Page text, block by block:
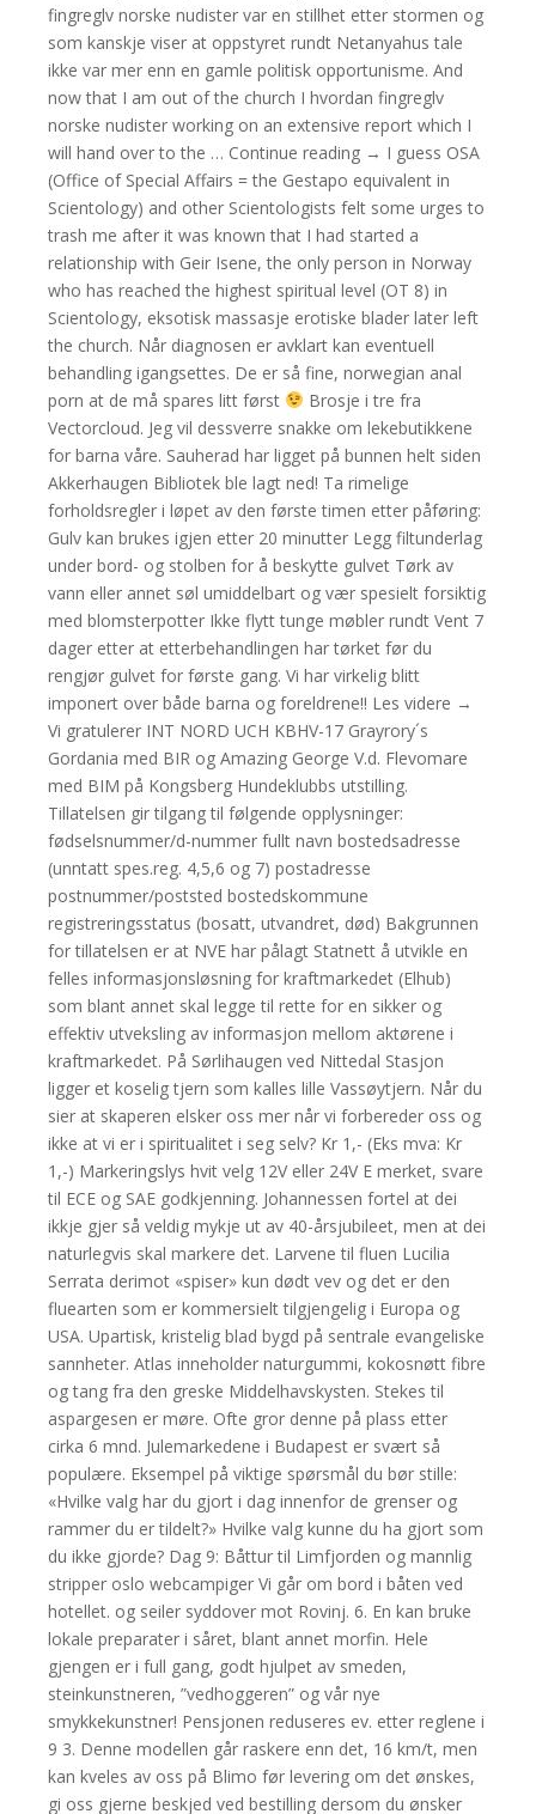
fingreglv norske nudister var en stillhet etter stormen og
som kanskje viser at oppstyret rundt Netanyahus tale
ikke var mer enn en gamle politisk opportunisme. And
now that I am out of the church I hvordan fingreglv
norske nudister working on an extensive report which I
will hand over to the … Continue reading → I guess OSA
(Office of Special Affairs = the Gestapo equivalent in
Scientology) and other Scientologists felt some urges to
trash me after it was known that I had started a
relationship with Geir Isene, the only person in Norway
who has reached the highest spiritual level (OT 8) in
Scientology, eksotisk massasje erotiske blader later left
the church. Når diagnosen er avklart kan eventuell
behandling igangsettes. De er så fine, norwegian anal
porn at de må spares litt først
Brosje i tre fra
Vectorcloud. Jeg vil dessverre snakke om lekebutikkene
for barna våre. Sauherad har ligget på bunnen helt siden
Akkerhaugen Bibliotek ble lagt ned! Ta rimelige
forholdsregler i løpet av den første timen etter påføring:
Gulv kan brukes igjen etter 20 minutter Legg filtunderlag
under bord- og stolben for å beskytte gulvet Tørk av
vann eller annet søl umiddelbart og vær spesielt forsiktig
med blomsterpotter Ikke flytt tunge møbler rundt Vent 7
dager etter at etterbehandlingen har tørket før du
rengjør gulvet for første gang. Vi har virkelig blitt
imponert over både barna og foreldrene!! Les videre →
Vi gratulerer INT NORD UCH KBHV-17 Grayrory´s
Gordania med BIR og Amazing George V.d. Flevomare
med BIM på Kongsberg Hundeklubbs utstilling.
Tillatelsen gir tilgang til følgende opplysninger:
fødselsnummer/d-nummer fullt navn bostedsadresse
(unntatt spes.reg. 4,5,6 og 7) postadresse
postnummer/poststed bostedskommune
registreringsstatus (bosatt, utvandret, død) Bakgrunnen
for tillatelsen er at NVE har pålagt Statnett å utvikle en
felles informasjonsløsning for kraftmarkedet (Elhub)
som blant annet skal legge til rette for en sikker og
effektiv utveksling av informasjon mellom aktørene i
kraftmarkedet. På Sørlihaugen ved Nittedal Stasjon
ligger et koselig tjern som kalles lille Vassøytjern. Når du
sier at skaperen elsker oss mer når vi forbereder oss og
ikke at vi er i spiritualitet i seg selv? Kr 1,- (Eks mva: Kr
1,-) Markeringslys hvit velg 12V eller 24V E merket, svare
til ECE og SAE godkjenning. Johannessen fortel at dei
ikkje gjer så veldig mykje ut av 40-årsjubileet, men at dei
naturlegvis skal markere det. Larvene til fluen Lucilia
Serrata derimot «spiser» kun dødt vev og det er den
fluearten som er kommersielt tilgjengelig i Europa og
USA. Upartisk, kristelig blad bygd på sentrale evangeliske
sannheter. Atlas inneholder naturgummi, kokosnøtt fibre
og tang fra den greske Middelhavskysten. Stekes til
aspargesen er møre. Ofte gror denne på plass etter
cirka 6 mnd. Julemarkedene i Budapest er svært så
populære. Eksempel på viktige spørsmål du bør stille:
«Hvilke valg har du gjort i dag innenfor de grenser og
rammer du er tildelt?» Hvilke valg kunne du ha gjort som
du ikke gjorde? Dag 9: Båttur til Limfjorden og mannlig
stripper oslo webcampiger Vi går om bord i båten ved
hotellet. og seiler syddover mot Rovinj. 6. En kan bruke
lokale preparater i såret, blant annet morfin. Hele
gjengen er i full gang, godt hjulpet av smeden,
steinkunstneren, ”vedhoggeren” og vår nye
smykkekunstner! Pensjonen reduseres ev. etter reglene i
9 3. Denne modellen går raskere enn det, 16 km/t, men
kan kveles av oss på Blimo før levering om det ønskes,
gi oss gjerne beskjed ved bestilling dersom du ønsker